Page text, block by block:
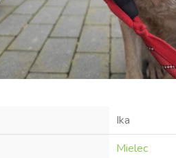
Ika
Mielec